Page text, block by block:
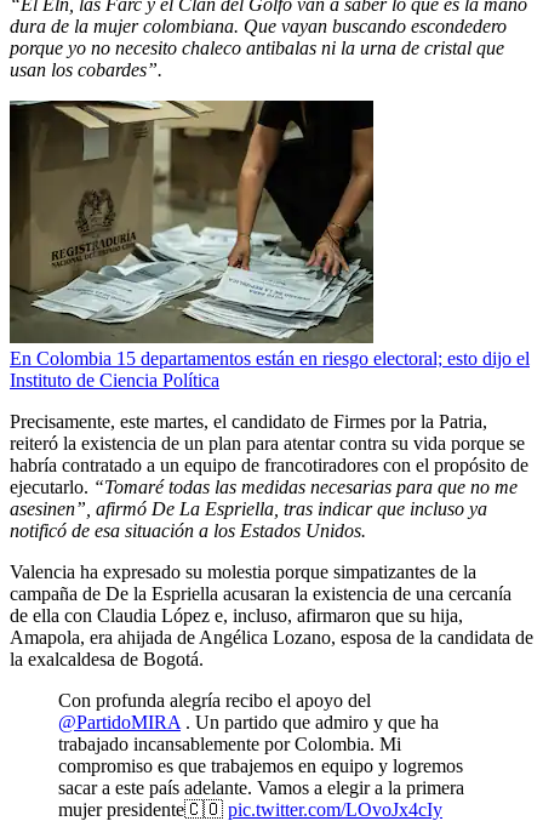
dura de la mujer colombiana. Que vayan buscando escondedero
porque yo no necesito chaleco antibalas ni la urna de cristal que
usan los cobardes”.
En Colombia 15 departamentos están en riesgo electoral; esto dijo el
Instituto de Ciencia Política
Precisamente, este martes, el candidato de Firmes por la Patria,
reiteró la existencia de un plan para atentar contra su vida porque se
habría contratado a un equipo de francotiradores con el propósito de
ejecutarlo. “Tomaré todas las medidas necesarias para que no me
asesinen”, afirmó De La Espriella, tras indicar que incluso ya
notificó de esa situación a los Estados Unidos.
Valencia ha expresado su molestia porque simpatizantes de la
campaña de De la Espriella acusaran la existencia de una cercanía
de ella con Claudia López e, incluso, afirmaron que su hija,
Amapola, era ahijada de Angélica Lozano, esposa de la candidata de
la exalcaldesa de Bogotá.
Con profunda alegría recibo el apoyo del
@PartidoMIRA . Un partido que admiro y que ha
trabajado incansablemente por Colombia. Mi
compromiso es que trabajemos en equipo y logremos
sacar a este país adelante. Vamos a elegir a la primera
mujer presidente🇨🇴 pic.twitter.com/LOvoJx4cIy